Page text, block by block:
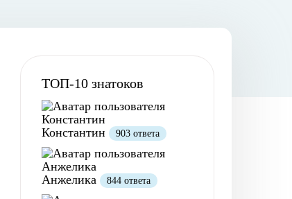
ТОП-10 знатоков
Константин 903 ответа
Анжелика 844 ответа